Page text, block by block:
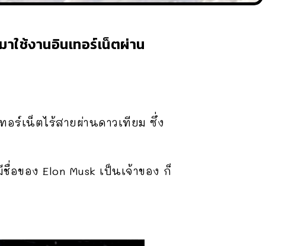
ใช้งานอินเทอร์เน็ตผ่าน
ร์เน็ตไร้สายผ่านดาวเทียม ซึ่ง
ของ Elon Musk เป็นเจ้าของ ก็